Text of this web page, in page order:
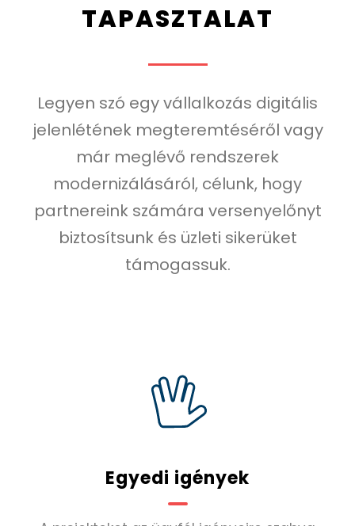
TAPASZTALAT
Legyen szó egy vállalkozás digitális
jelenlétének megteremtéséről vagy
már meglévő rendszerek
modernizálásáról, célunk, hogy
partnereink számára versenyelőnyt
biztosítsunk és üzleti sikerüket
támogassuk.
Egyedi igények